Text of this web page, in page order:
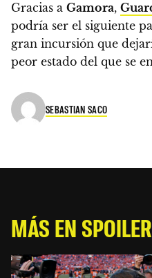
Gracias a Gamora,
podría ser el siguiente
gran incursión que
peor estado del que se
SEBASTIAN SACO
MÁS EN SPOILER